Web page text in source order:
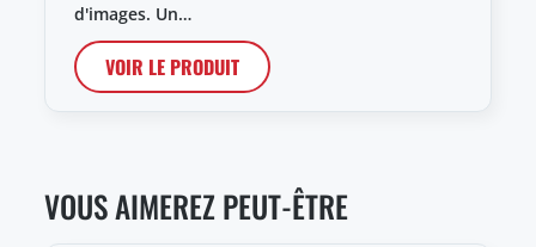
d'images. Un…
VOIR LE PRODUIT
VOUS AIMEREZ PEUT-ÊTRE